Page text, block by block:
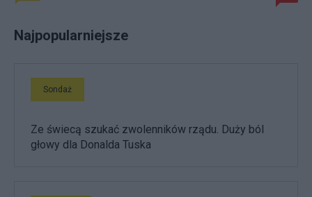
Najpopularniejsze
Sondaż
Ze świecą szukać zwolenników rządu. Duży ból
głowy dla Donalda Tuska